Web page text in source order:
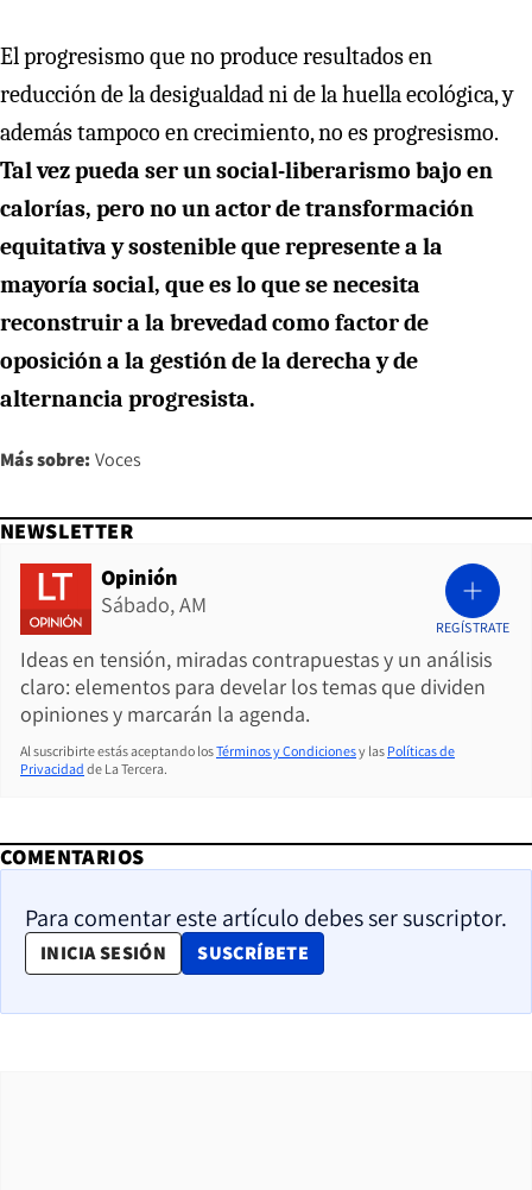
El progresismo que no produce resultados en
reducción de la desigualdad ni de la huella ecológica, y
además tampoco en crecimiento, no es progresismo.
Tal vez pueda ser un social-liberarismo bajo en
calorías, pero no un actor de transformación
equitativa y sostenible que represente a la
mayoría social, que es lo que se necesita
reconstruir a la brevedad como factor de
oposición a la gestión de la derecha y de
alternancia progresista.
Más sobre: Voces
NEWSLETTER
Opinión
Sábado, AM
Ideas en tensión, miradas contrapuestas y un análisis
claro: elementos para develar los temas que dividen
opiniones y marcarán la agenda.
REGÍSTRATE
Al suscribirte estás aceptando losTérminos y Condicionesy las Políticas de
Privacidad de La Tercera.
COMENTARIOS
Para comentar este artículo debes ser suscriptor.
INICIA SESIÓN SUSCRÍBETE
OPENS IN NEW WINDOW